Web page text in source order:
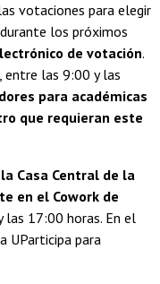
votaciones para elegir
los próximos
de votación.
entre las 9:00 y las
para académicas
que requieran este
Casa Central de la
en el Cowork de
las 17:00 horas. En el
UParticipa para